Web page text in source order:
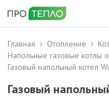
Главная Отопление
Напольные газовые котлы
Газовый напольный котел
Газовый